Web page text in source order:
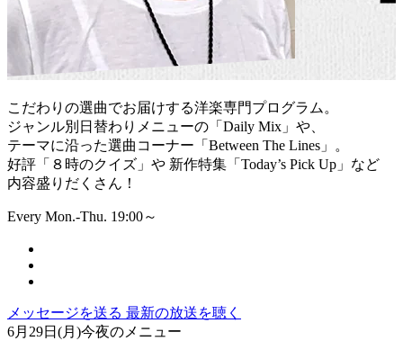
こだわりの選曲でお届けする洋楽専門プログラム。
ジャンル別日替わりメニューの「Daily Mix」や、
テーマに沿った選曲コーナー「Between The Lines」。
好評「８時のクイズ」や 新作特集「Today’s Pick Up」など
内容盛りだくさん！
Every Mon.-Thu. 19:00～
メッセージを送る 最新の放送を聴く
6月29日(月)今夜のメニュー